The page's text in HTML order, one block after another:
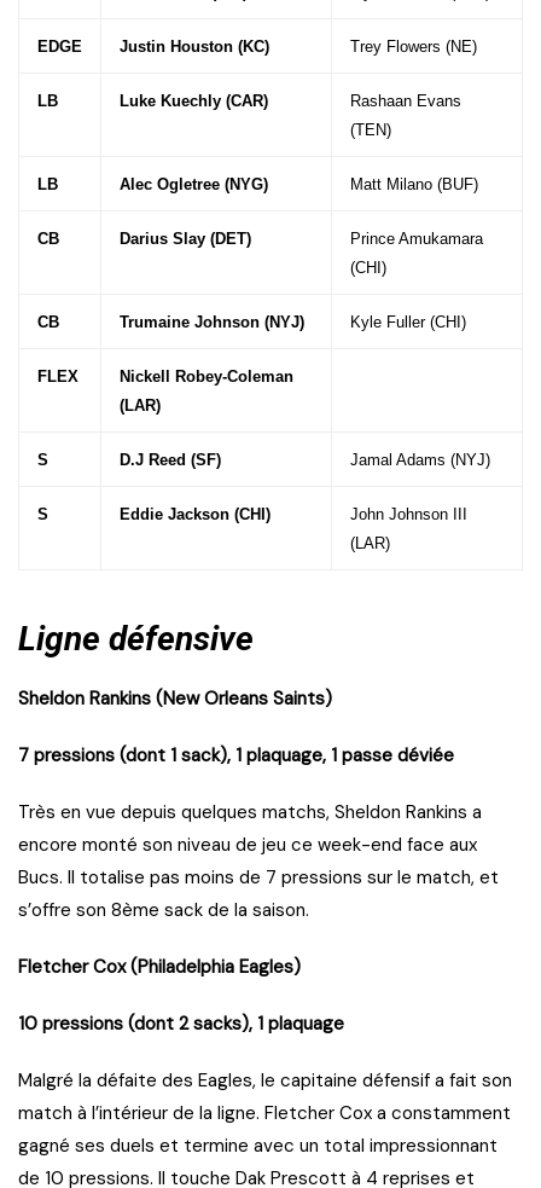
EDGE Justin Houston (KC) Trey Flowers (NE)
LB Luke Kuechly (CAR)
Rashaan Evans
(TEN)
LB Alec Ogletree (NYG) Matt Milano (BUF)
CB Darius Slay (DET)
Prince Amukamara
(CHI)
CB Trumaine Johnson (NYJ) Kyle Fuller (CHI)
FLEX
Nickell Robey-Coleman
(LAR)
S D.J Reed (SF) Jamal Adams (NYJ)
S Eddie Jackson (CHI)
John Johnson III
(LAR)
Ligne défensive
Sheldon Rankins (New Orleans Saints)
7 pressions (dont 1 sack), 1 plaquage, 1 passe déviée
Très en vue depuis quelques matchs, Sheldon Rankins a
encore monté son niveau de jeu ce week-end face aux
Bucs. Il totalise pas moins de 7 pressions sur le match, et
s’offre son 8ème sack de la saison.
Fletcher Cox (Philadelphia Eagles)
10 pressions (dont 2 sacks), 1 plaquage
Malgré la défaite des Eagles, le capitaine défensif a fait son
match à l’intérieur de la ligne. Fletcher Cox a constamment
gagné ses duels et termine avec un total impressionnant
de 10 pressions. Il touche Dak Prescott à 4 reprises et